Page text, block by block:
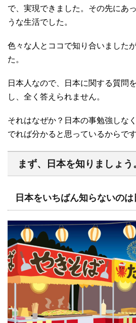
で、実現できました。その先にあ
うな生活でした。
色々な人とココで知り合いました
た。
日本人なので、日本に関する質問
し、全く答えられません。
それはなぜか？日本の事勉強しな
でれば分かると思っているからです
まず、日本を知りましょう
日本をいちばん知らないのは